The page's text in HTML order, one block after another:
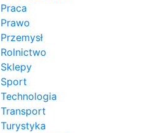
Praca
Prawo
Przemysł
Rolnictwo
Sklepy
Sport
Technologia
Transport
Turystyka